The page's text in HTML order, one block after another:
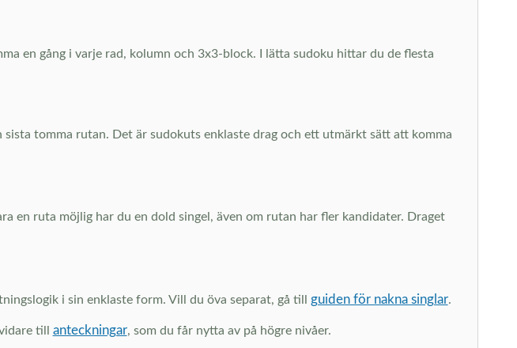
en gång i varje rad, kolumn och 3x3-block. I lätta sudoku hittar du de flesta
tomma rutan. Det är sudokuts enklaste drag och ett utmärkt sätt att komma
en ruta möjlig har du en dold singel, även om rutan har fler kandidater. Draget
i sin enklaste form. Vill du öva separat, gå till guiden för nakna singlar.
till anteckningar, som du får nytta av på högre nivåer.